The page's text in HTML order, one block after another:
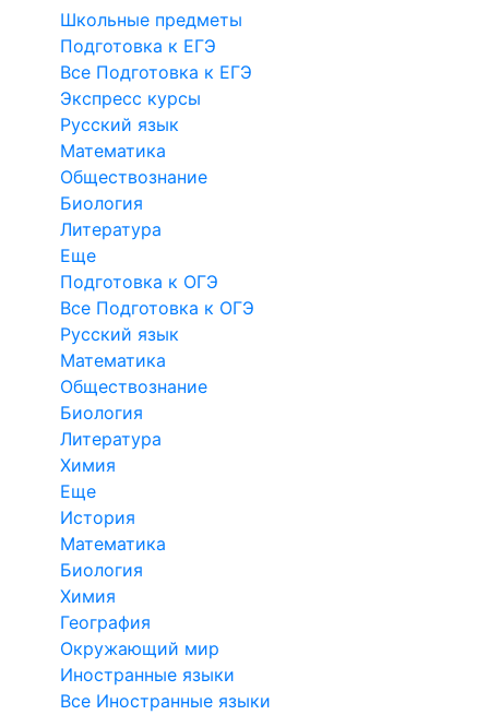
Школьные предметы
Подготовка к ЕГЭ
Все Подготовка к ЕГЭ
Экспресс курсы
Русский язык
Математика
Обществознание
Биология
Литература
Еще
Подготовка к ОГЭ
Все Подготовка к ОГЭ
Русский язык
Математика
Обществознание
Биология
Литература
Химия
Еще
История
Математика
Биология
Химия
География
Окружающий мир
Иностранные языки
Все Иностранные языки